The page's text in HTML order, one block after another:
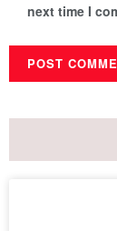
next time I